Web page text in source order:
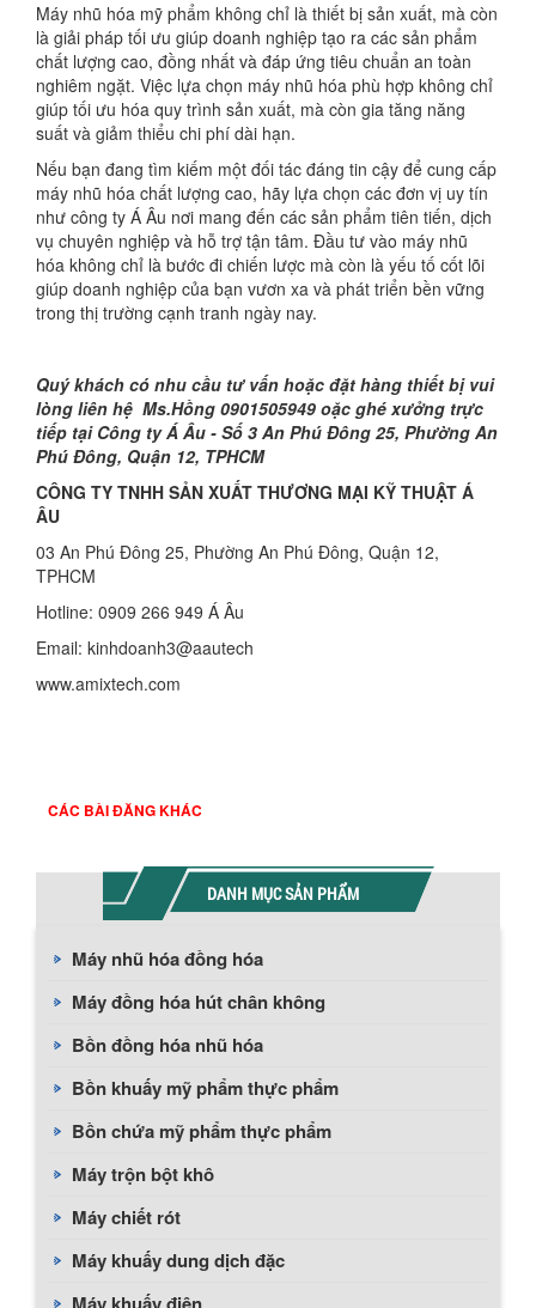
Máy nhũ hóa mỹ phẩm không chỉ là thiết bị sản xuất, mà còn
là giải pháp tối ưu giúp doanh nghiệp tạo ra các sản phẩm
chất lượng cao, đồng nhất và đáp ứng tiêu chuẩn an toàn
nghiêm ngặt. Việc lựa chọn máy nhũ hóa phù hợp không chỉ
giúp tối ưu hóa quy trình sản xuất, mà còn gia tăng năng
suất và giảm thiểu chi phí dài hạn.
Nếu bạn đang tìm kiếm một đối tác đáng tin cậy để cung cấp
máy nhũ hóa chất lượng cao, hãy lựa chọn các đơn vị uy tín
như công ty Á Âu nơi mang đến các sản phẩm tiên tiến, dịch
vụ chuyên nghiệp và hỗ trợ tận tâm. Đầu tư vào máy nhũ
hóa không chỉ là bước đi chiến lược mà còn là yếu tố cốt lõi
giúp doanh nghiệp của bạn vươn xa và phát triển bền vững
trong thị trường cạnh tranh ngày nay.
Quý khách có nhu cầu tư vấn hoặc đặt hàng thiết bị vui
lòng liên hệ Ms.Hồng 0901505949 oặc ghé xưởng trực
tiếp tại Công ty Á Âu - Số 3 An Phú Đông 25, Phường An
Phú Đông, Quận 12, TPHCM
CÔNG TY TNHH SẢN XUẤT THƯƠNG MẠI KỸ THUẬT Á
ÂU
03 An Phú Đông 25, Phường An Phú Đông, Quận 12,
TPHCM
Hotline: 0909 266 949 Á Âu
Email: kinhdoanh3@aautech
www.amixtech.com
CÁC BÀI ĐĂNG KHÁC
DANH MỤC SẢN PHẨM
Máy nhũ hóa đồng hóa
Máy đồng hóa hút chân không
Bồn đồng hóa nhũ hóa
Bồn khuấy mỹ phẩm thực phẩm
Bồn chứa mỹ phẩm thực phẩm
Máy trộn bột khô
Máy chiết rót
Máy khuấy dung dịch đặc